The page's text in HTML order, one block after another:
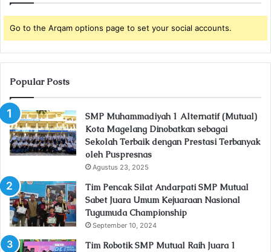
Go to the Arqam options page to set your social accounts.
Popular Posts
SMP Muhammadiyah 1 Alternatif (Mutual)
Kota Magelang Dinobatkan sebagai
Sekolah Terbaik dengan Prestasi Terbanyak
oleh Puspresnas
Agustus 23, 2025
Tim Pencak Silat Andarpati SMP Mutual
Sabet Juara Umum Kejuaraan Nasional
Tugumuda Championship
September 10, 2024
Tim Robotik SMP Mutual Raih Juara 1